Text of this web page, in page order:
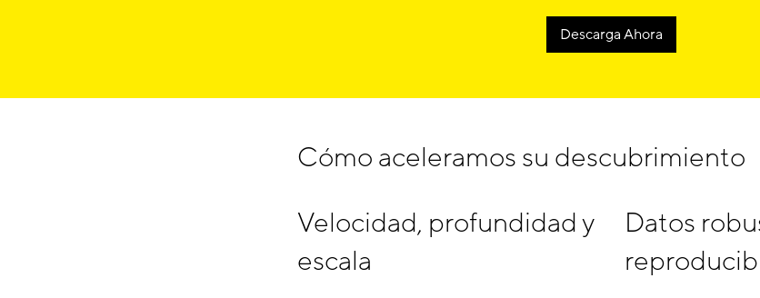
Descarga Ahora
Cómo aceleramos su descubrimiento
Velocidad, profundidad y
escala
Datos